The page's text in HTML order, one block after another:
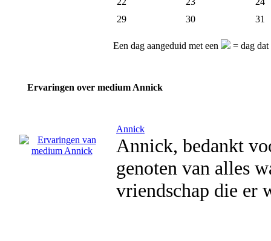
29
30 31
Een dag aangeduid met een = dag
Ervaringen over medium Annick
Annick
Annick, bedankt
genoten van alles
vriendschap die er